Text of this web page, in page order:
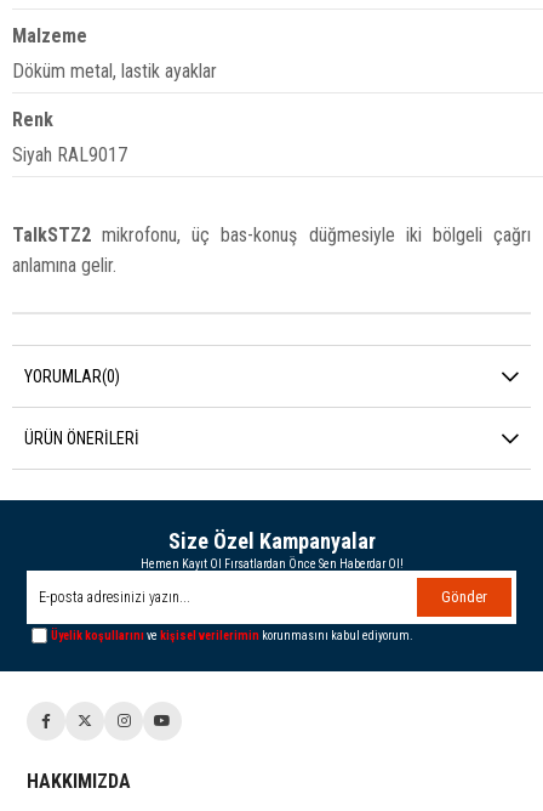
Malzeme
Döküm metal, lastik ayaklar
Renk
Siyah RAL9017
TalkSTZ2 mikrofonu, üç bas-konuş düğmesiyle iki bölgeli çağrı
anlamına gelir.
YORUMLAR(0)
ÜRÜN ÖNERILERI
Size Özel Kampanyalar
Hemen Kayıt Ol Fırsatlardan Önce Sen Haberdar Ol!
Gönder
Üyelik koşullarınıve kişisel verilerimin korunmasını kabul ediyorum.
HAKKIMIZDA